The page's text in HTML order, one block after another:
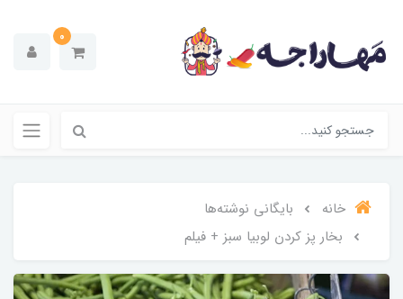
0
خانه
بایگانی نوشته‌ها
بخار پز کردن لوبیا سبز + فیلم